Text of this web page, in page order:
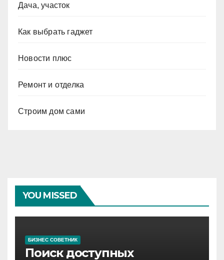
Дача, участок
Как выбрать гаджет
Новости плюс
Ремонт и отделка
Строим дом сами
YOU MISSED
БИЗНЕС СОВЕТНИК
Поиск доступных